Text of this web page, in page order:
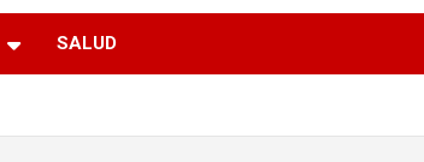
SALUD